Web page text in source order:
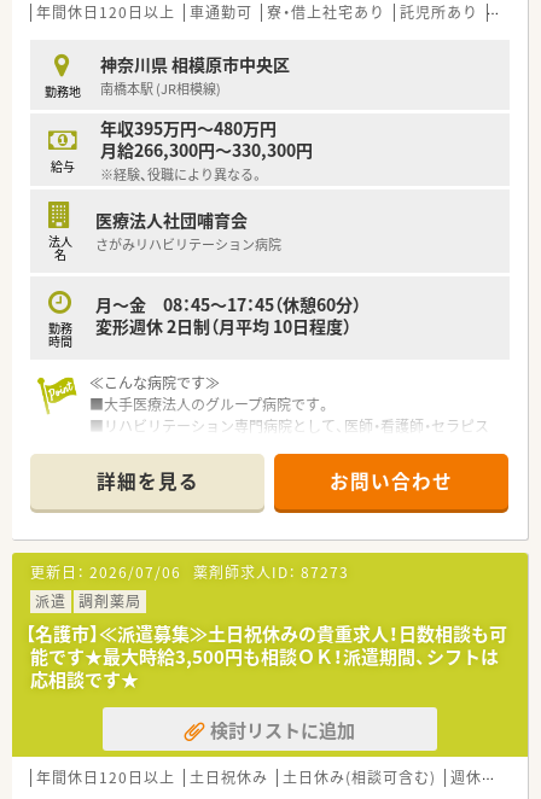
■若手からベテランまで幅広い年代のスタッフが活躍しており、
す。
【想定される業務内容】
■循環器科や整形外科など多岐にわたる処方箋に対し、正確な調
剤と監査を行い、安全な薬物治療をサポートする業務です。
■幅広い年齢層の患者様一人ひとりの症状や生活背景に合わせ
た、丁寧で分かりやすい服薬指導の実践をお願いいたします。
じて、地域に暮らす患者様の健康をトータルでサポートします。
言い合い、困った時にはすぐ助け合える温かい雰囲気です。
■薬剤師の人数が充実しているため、一人あたりの業務負担が適
■店舗でのOJT研修を通じて先輩薬剤師が丁寧にフォローして
くれるため、新しい環境に不安がある方でも馴染みやすいです。
年間休日120日以上 車通勤可 寮・借上社宅あり 託児所あり 認定
勤務地
神奈川県 相模原市中央区
南橋本駅 (JR相模線)
給与
年収395万円～480万円
月給266,300円～330,300円
※経験、役職により異なる。
法人
名
医療法人社団哺育会
さがみリハビリテーション病院
勤務
時間
月～金 08：45～17：45（休憩60分）
変形週休 2日制（月平均 10日程度）
≪こんな病院です≫
■大手医療法人のグループ病院です。
■リハビリテーション専門病院として、医師・看護師・セラピス
す病院です。
■年間休日は120日、有給休暇も取得しやすい環境です。
≪業務内容≫
■入院患者様の調剤、監査
■病棟服薬指導
■注射剤調整
■ＮＳＴ等の委員会活動
■医薬品管理
■ＤＩ業務
≪おすすめポイント≫
■院内託児所を完備し、ママさん職員が多く働いています。
■年間休日120日、有休休暇の取得率も高く長くご勤務されてい
る方が多い職場です。
詳細を見る お問い合わせ
更新日： 2026/07/06 薬剤師求人ID： 87273
派遣
調剤薬局
【名護市】≪派遣募集≫土日祝休みの貴重求人！日数相談も可
能です★最大時給3,500円も相談ＯＫ！派遣期間、シフトは
応相談です★
検討リストに追加
年間休日120日以上 土日祝休み 土日休み(相談可含む) 週休2.5日以上